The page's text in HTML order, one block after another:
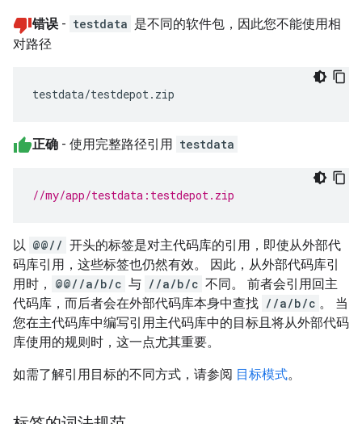
错误 - testdata 是不同的软件包，因此您不能使用相
对路径
testdata/testdepot.zip
正确 - 使用完整路径引用 testdata
//my/app/testdata:testdepot.zip
以 @@// 开头的标签是对主代码库的引用，即使从外部代
码库引用，这些标签也仍然有效。 因此，从外部代码库引
用时，
@@//a/b/c 与 //a/b/c 不同。 前者会引用回主
代码库，而后者会在外部代码库本身中查找 //a/b/c 。 当
您在主代码库中编写引用主代码库中的目标且将从外部代码
库使用的规则时，这一点尤其重要。
如需了解引用目标的不同方式，请参阅 目标模式。